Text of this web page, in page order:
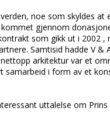
noe som skyldes
gjennom
som gikk ut i 2002
Samtisid hadde V
arkitektur var et
samarbeid i form av et
uttalelse om Prins